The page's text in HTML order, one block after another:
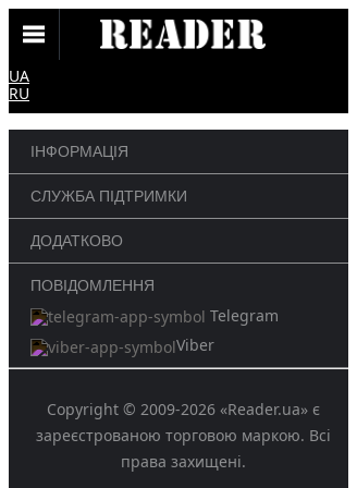
UA
RU
ІНФОРМАЦІЯ
СЛУЖБА ПІДТРИМКИ
ДОДАТКОВО
ПОВІДОМЛЕННЯ
Telegram
Viber
Copyright © 2009-2026 «Reader.ua» є
зареєстрованою торговою маркою. Всі
права захищені.